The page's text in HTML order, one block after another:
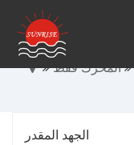
المحرك فقط
الجهد المقدر